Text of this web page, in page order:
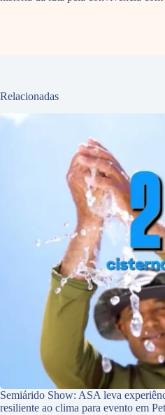
Relacionadas
Semiárido Show: ASA leva
resiliente ao clima para evento em